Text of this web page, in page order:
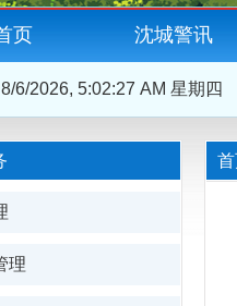
页 沈城警讯
8/6/2026, 5:02:27 AM 星期四
理